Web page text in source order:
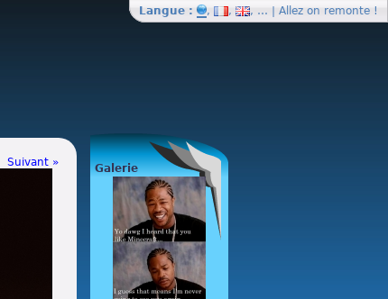
Langue : , , , … | Allez on remonte !
Suivant » Galerie